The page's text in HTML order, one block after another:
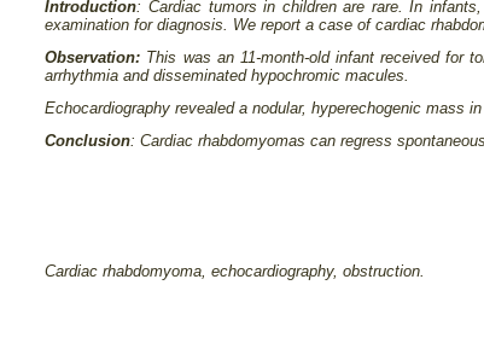
Introduction: Cardiac tumors in children are rare. In
examination for diagnosis. We report a case of cardiac
Observation: This was an 11-month-old infant received for
arrhythmia and disseminated hypochromic macules.
Echocardiography revealed a nodular, hyperechogenic mass
Conclusion: Cardiac rhabdomyomas can regress
Cardiac rhabdomyoma, echocardiography, obstruction.